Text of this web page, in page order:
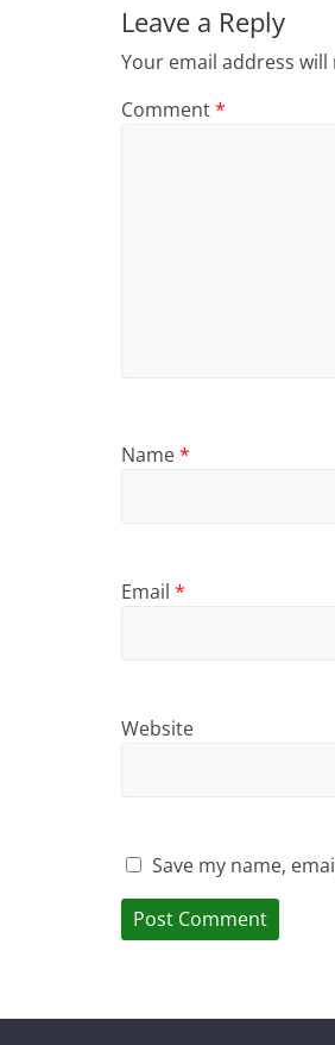
Leave a Reply
Your email address
Comment*
Name*
Email *
Website
Save my name,